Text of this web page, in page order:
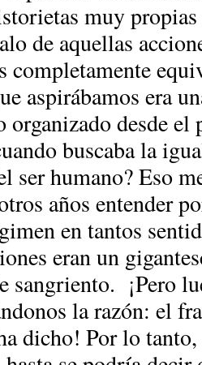
muy
de aquellas
completamente
aspirábamos era
desde el
buscaba la
ser humano? Eso
años entender
en tantos
eran un
sangriento. ¡Pero
la razón: el
dicho! Por lo